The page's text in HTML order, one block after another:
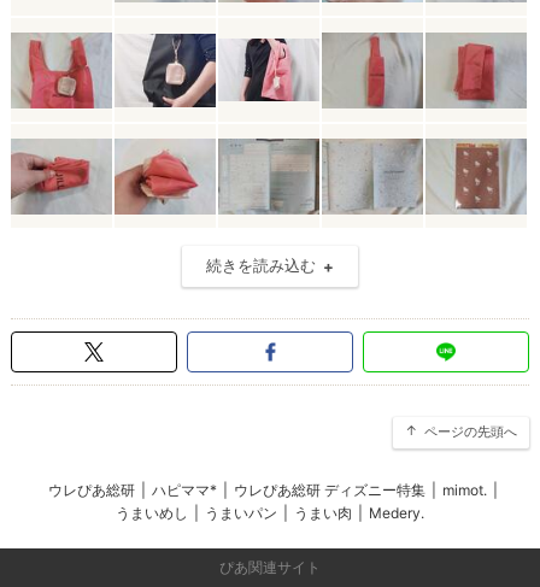
続きを読み込む
ページの先頭へ
ウレぴあ総研 ハピママ* ウレぴあ総研 ディズニー特集 mimot.
うまいめし
うまいパン うまい肉 Medery.
ぴあ関連サイト